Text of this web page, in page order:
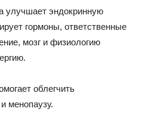
улучшает эндокринную
гормоны, ответственные
мозг и физиологию
облегчить
менопаузу.